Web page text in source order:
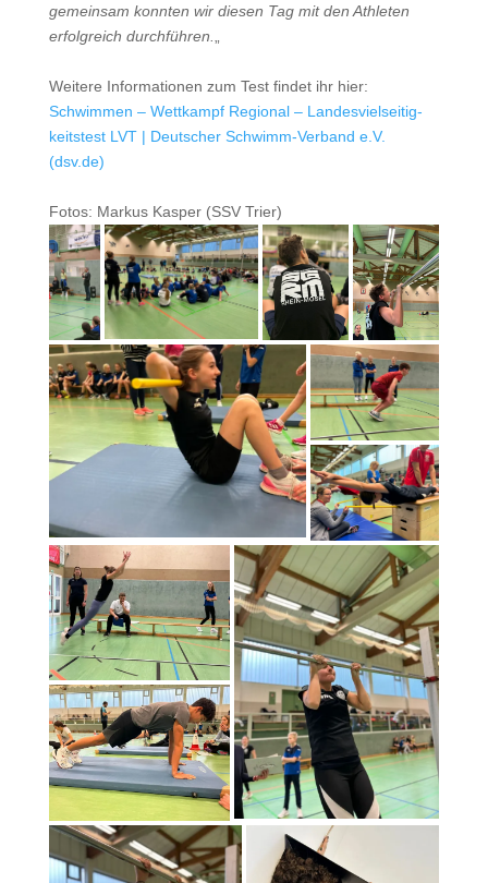
gemeinsam konnten wir diesen Tag mit den Athleten
erfolgreich durchführen.
Weitere Informationen zum Test findet ihr hier:
Schwimmen – Wettkampf Regional – Landesvielseitig-
keitstest LVT | Deutscher Schwimm-Verband e.V.
(dsv.de)
Fotos: Markus Kasper (SSV Trier)